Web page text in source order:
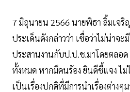
7 มิถุนายน 2566 นายพิธา ลิ้มเจ
ประเด็นดังกล่าวว่า เชื่อว่าไม่น่าจ
ประสานงานกับป.ป.ช.มาโดยตลอด
ทั้งหมด หากมีคนร้อง ยินดีชี้แจง ไม่
เป็นเรื่องปกติที่มีการนำเรื่องต่างๆ